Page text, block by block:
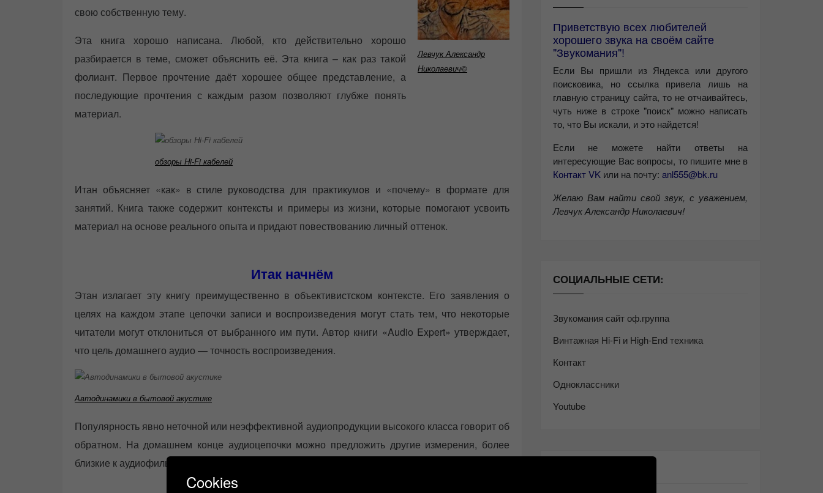
Левчук Александр
Николаевич©
свою собственную тему.
Эта книга хорошо написана. Любой, кто действительно хорошо
разбирается в теме, сможет объяснить её. Эта книга – как раз такой
фолиант. Первое прочтение даёт хорошее общее представление, а
последующие прочтения с каждым разом позволяют глубже понять
материал.
обзоры Hi-Fi кабелей
Итан объясняет «как» в стиле руководства для практикумов и «почему» в формате для
занятий. Книга также содержит контексты и примеры из жизни, которые помогают усвоить
материал на основе реального опыта и придают повествованию личный оттенок.
Итак начнём
Этан излагает эту книгу преимущественно в объективистском контексте. Его заявления о
целях на каждом этапе цепочки записи и воспроизведения могут стать тем, что некоторые
читатели могут отклониться от выбранного им пути. Автор книги «Audio Expert» утверждает,
что цель домашнего аудио — точность воспроизведения.
Автодинамики в бытовой акустике
Популярность явно неточной или неэффективной аудиопродукции высокого класса говорит об
обратном. На домашнем конце аудиоцепочки можно предложить другие измерения, более
близкие к аудиофильскому опыту.
Приветствую всех любителей
хорошего звука на своём сайте
"Звукомания"!
Если Вы пришли из Яндекса или другого
поисковика, но ссылка привела лишь на
главную страницу сайта, то не отчаивайтесь,
чуть ниже в строке "поиск" можно написать
то, что Вы искали, и это найдется!
Если не можете найти ответы на
интересующие Вас вопросы, то пишите мне в
Контакт VK или на почту: anl555@bk.ru
Желаю Вам найти свой звук, с уважением,
Левчук Александр Николаевич!
СОЦИАЛЬНЫЕ СЕТИ:
Звукомания сайт оф.группа
Винтажная Hi-Fi и High-End техника
Контакт
Одноклассники
Youtube
Cookies